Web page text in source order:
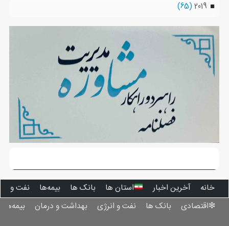
2019
(65)
خانه آخرین اخبار استان ‌ها بانک ها بیمه‌ها
نفت و
❇اقتصادی
بانک ها نفت و انرژی بهداشت و درمان بیمه‌ها